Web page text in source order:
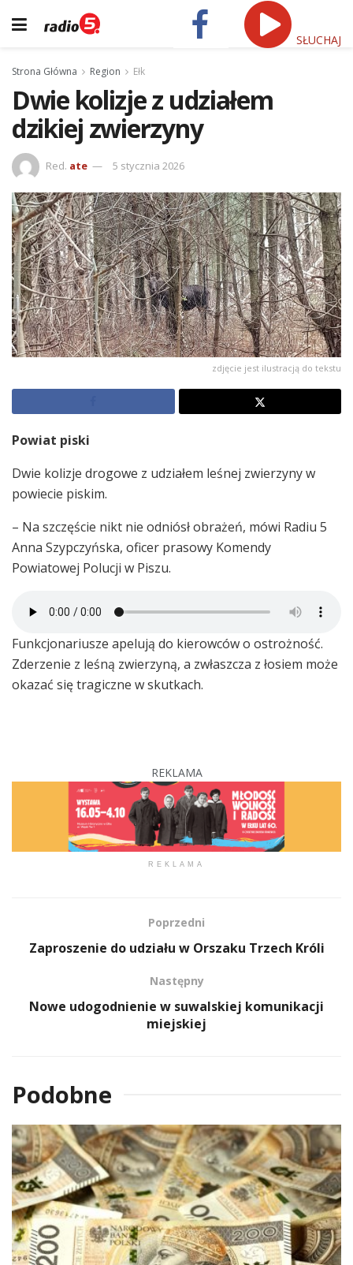
SŁUCHAJ
Strona Główna Region Ełk
Dwie kolizje z udziałem
dzikiej zwierzyny
Red. ate 5 stycznia 2026
zdjęcie jest ilustracją do tekstu
Powiat piski
Dwie kolizje drogowe z udziałem leśnej zwierzyny w
powiecie piskim.
– Na szczęście nikt nie odniósł obrażeń, mówi Radiu 5
Anna Szypczyńska, oficer prasowy Komendy
Powiatowej Polucji w Piszu.
Funkcjonariusze apelują do kierowców o ostrożność.
Zderzenie z leśną zwierzyną, a zwłaszcza z łosiem może
okazać się tragiczne w skutkach.
REKLAMA
REKLAMA
Poprzedni
Zaproszenie do udziału w Orszaku Trzech Króli
Następny
Nowe udogodnienie w suwalskiej komunikacji
miejskiej
Podobne